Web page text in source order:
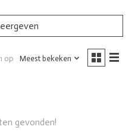
op Meest bekeken
gevonden!